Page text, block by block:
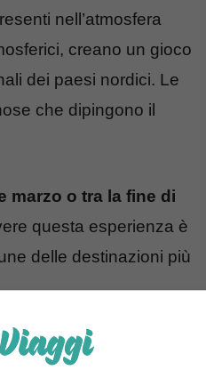
nell’atmosfera
creano un gioco
dei paesi nordici. Le
che dipingono il
marzo o tra la fine di
questa esperienza è
delle destinazioni più